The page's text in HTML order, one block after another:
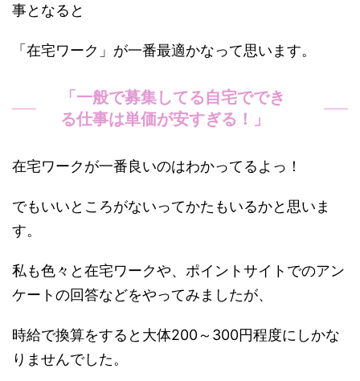
事となると
「在宅ワーク」が一番最適かなって思います。
「一般で募集してる自宅ででき
る仕事は単価が安すぎる！」
在宅ワークが一番良いのはわかってるよっ！
でもいいところがないってかたもいるかと思いま
す。
私も色々と在宅ワークや、ポイントサイトでのアン
ケートの回答などをやってみましたが、
時給で換算をすると大体200～300円程度にしかな
りませんでした。